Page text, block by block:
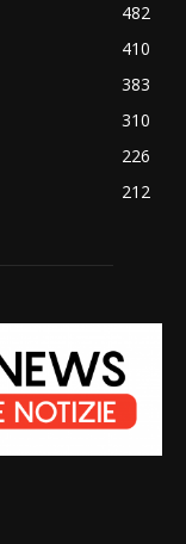
482
410
383
310
226
212